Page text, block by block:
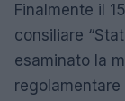
Finalmente il
consiliare
esaminato la
regolamentare